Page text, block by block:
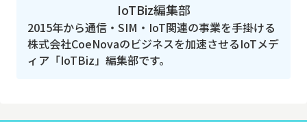
IoTBiz編集部
2015年から通信・SIM・IoT関連の事業を手掛ける
株式会社CoeNovaのビジネスを加速させるIoTメデ
ィア「IoTBiz」編集部です。